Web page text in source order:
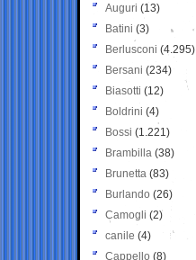
Auguri (13)
Batini (3)
Berlusconi (4.295)
Bersani (234)
Biasotti (12)
Boldrini (4)
Bossi (1.221)
Brambilla (38)
Brunetta (83)
Burlando (26)
Camogli (2)
canile (4)
Cappello (8)